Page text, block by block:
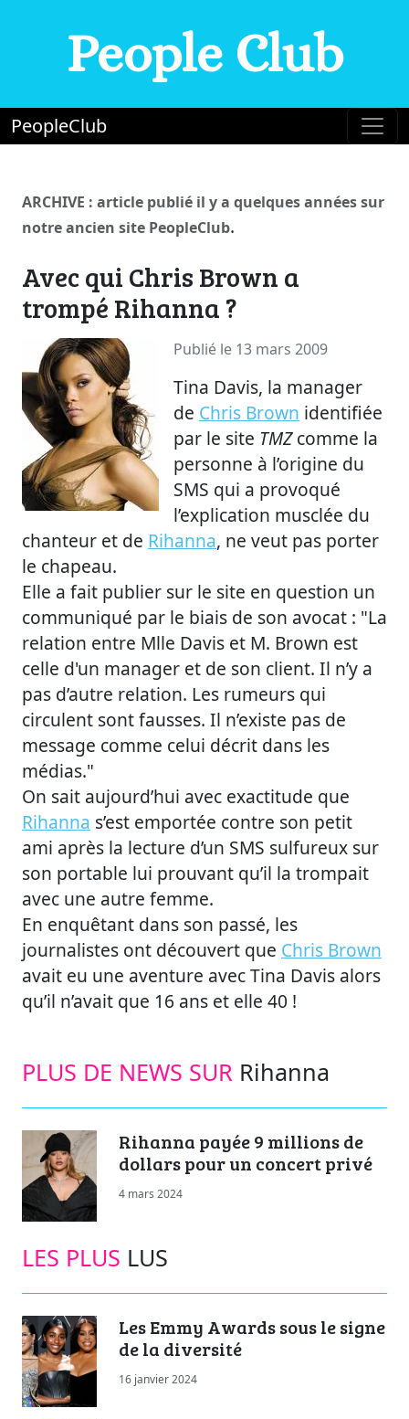
People Club
PeopleClub
ARCHIVE : article publié il y a quelques années sur
notre ancien site PeopleClub.
Avec qui Chris Brown a
trompé Rihanna ?
Publié le 13 mars 2009
Tina Davis, la manager
de Chris Brown identifiée
par le site TMZcomme la
personne à l’origine du
SMS qui a provoqué
l’explication musclée du
chanteur et de Rihanna, ne veut pas porter
le chapeau.
Elle a fait publier sur le site en question un
communiqué par le biais de son avocat : "La
relation entre Mlle Davis et M. Brown est
celle d'un manager et de son client. Il n’y a
pas d’autre relation. Les rumeurs qui
circulent sont fausses. Il n’existe pas de
message comme celui décrit dans les
médias."
On sait aujourd’hui avec exactitude que
Rihanna s’est emportée contre son petit
ami après la lecture d’un SMS sulfureux sur
son portable lui prouvant qu’il la trompait
avec une autre femme.
En enquêtant dans son passé, les
journalistes ont découvert que Chris Brown
avait eu une aventure avec Tina Davis alors
qu’il n’avait que 16 ans et elle 40 !
PLUS DE NEWS SUR Rihanna
Rihanna payée 9 millions de
dollars pour un concert privé
4 mars 2024
LES PLUS LUS
Les Emmy Awards sous le signe
de la diversité
16 janvier 2024